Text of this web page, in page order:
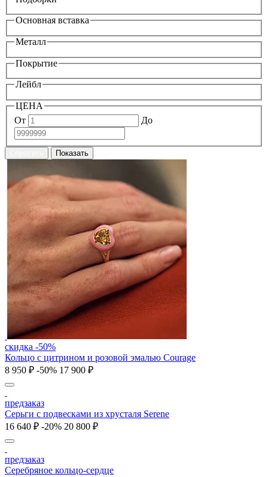
Основная вставка
Металл
Покрытие
Лейбл
ЦЕНА
От
До
скидка -50%
Кольцо с цитрином и розовой эмалью Courage
8 950 ₽ -50% 17 900 ₽
предзаказ
Серьги с подвесками из хрусталя Serene
16 640 ₽ -20% 20 800 ₽
предзаказ
Серебряное кольцо-сердце